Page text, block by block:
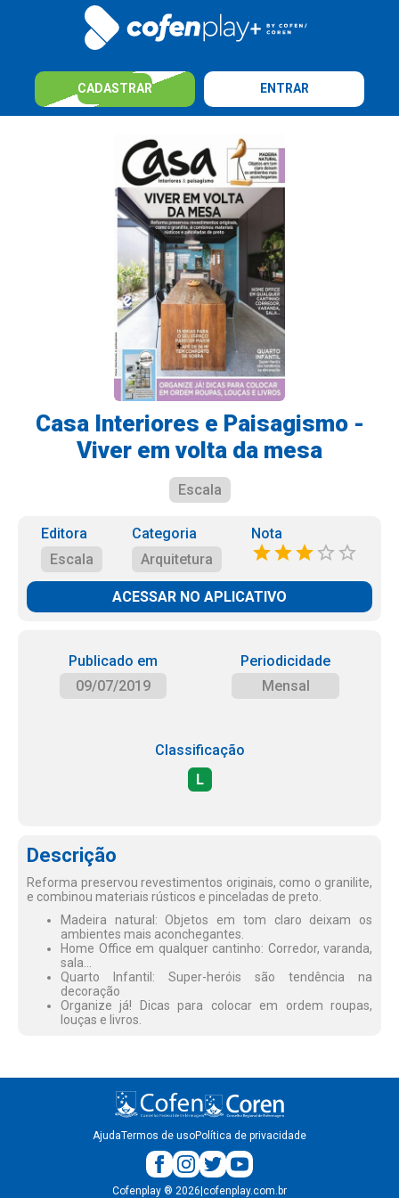
CADASTRAR ENTRAR
Casa Interiores e Paisagismo -
Viver em volta da mesa
Escala
Editora
Escala
Categoria
Arquitetura
Nota
ACESSAR NO APLICATIVO
Publicado em
09/07/2019
Periodicidade
Mensal
Classificação
L
Descrição
Reforma preservou revestimentos originais, como o granilite,
e combinou materiais rústicos e pinceladas de preto.
Madeira natural: Objetos em tom claro deixam os
ambientes mais aconchegantes.
Home Office em qualquer cantinho: Corredor, varanda,
sala...
Quarto Infantil: Super-heróis são tendência na
decoração
Organize já! Dicas para colocar em ordem roupas,
louças e livros.
AjudaTermos de usoPolítica de privacidade
Cofenplay ® 2026 cofenplay.com.br